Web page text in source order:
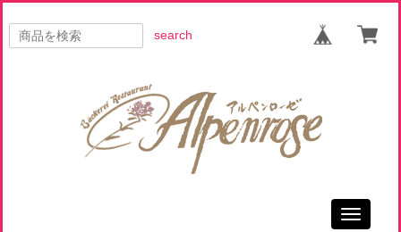
search
Toggle